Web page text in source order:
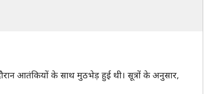
आतंकियों के साथ मुठभेड़ हुई थी। सूत्रों के अनुसार,